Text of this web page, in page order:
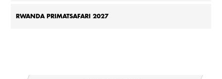
RWANDA PRIMATSAFARI 2027